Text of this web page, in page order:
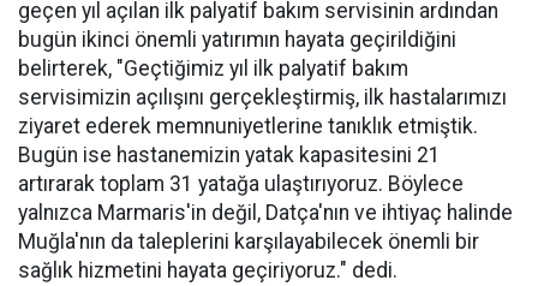
geçen yıl açılan ilk palyatif bakım servisinin ardından
bugün ikinci önemli yatırımın hayata geçirildiğini
belirterek, "Geçtiğimiz yıl ilk palyatif bakım
servisimizin açılışını gerçekleştirmiş, ilk hastalarımızı
ziyaret ederek memnuniyetlerine tanıklık etmiştik.
Bugün ise hastanemizin yatak kapasitesini 21
artırarak toplam 31 yatağa ulaştırıyoruz. Böylece
yalnızca Marmaris'in değil, Datça'nın ve ihtiyaç halinde
Muğla'nın da taleplerini karşılayabilecek önemli bir
sağlık hizmetini hayata geçiriyoruz." dedi.